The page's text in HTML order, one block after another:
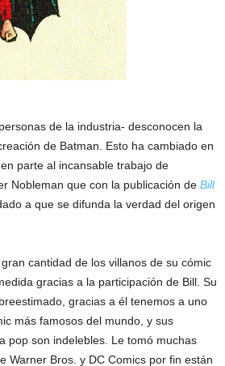
de la industria- desconocen la
de Batman. Esto ha cambiado en
parte al incansable trabajo de
Nobleman que con la publicación de Bill
a que se difunda la verdad del origen
cantidad de los villanos de su cómic
gracias a la participación de Bill. Su
gracias a él tenemos a uno
más famosos del mundo, y sus
pop son indelebles. Le tomó muchas
Warner Bros. y DC Comics por fin están